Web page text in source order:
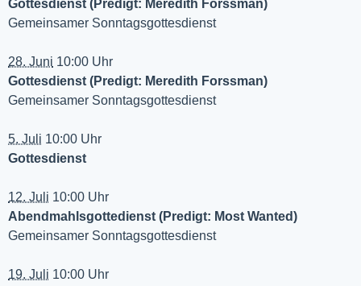
Gottesdienst (Predigt: Meredith Forssman)
Gemeinsamer Sonntagsgottesdienst
28. Juni 10:00 Uhr
Gottesdienst (Predigt: Meredith Forssman)
Gemeinsamer Sonntagsgottesdienst
5. Juli 10:00 Uhr
Gottesdienst
12. Juli 10:00 Uhr
Abendmahlsgottedienst (Predigt: Most Wanted)
Gemeinsamer Sonntagsgottesdienst
19. Juli 10:00 Uhr